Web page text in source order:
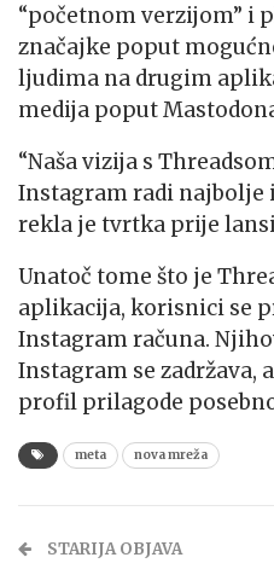
“početnom verzijom” i
značajke poput
ljudima na drugim
medija poput
“Naša vizija s
Instagram radi najbolje
rekla je tvrtka prije
Unatoč tome što je
aplikacija, korisnici se
Instagram računa.
Instagram se zadržava,
profil prilagode
meta nova mreža
STARIJA OBJAVA